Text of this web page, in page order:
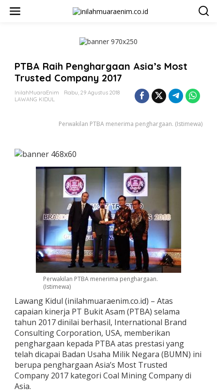
PTBA Raih Penghargaan Asia’s Most
Trusted Company 2017
InilahMuaraEnim
Rabu, 29 Agustus 2018
LAWANG KIDUL
Perwakilan PTBA menerima penghargaan. (Istimewa)
Perwakilan PTBA menerima penghargaan.
(Istimewa)
Lawang Kidul (inilahmuaraenim.co.id) – Atas
capaian kinerja PT Bukit Asam (PTBA) selama
tahun 2017 dinilai berhasil, International Brand
Consulting Corporation, USA, memberikan
penghargaan kepada PTBA atas prestasi yang
telah dicapai Badan Usaha Milik Negara (BUMN) ini
berupa penghargaan Asia’s Most Trusted
Company 2017 kategori Coal Mining Company di
Asia.